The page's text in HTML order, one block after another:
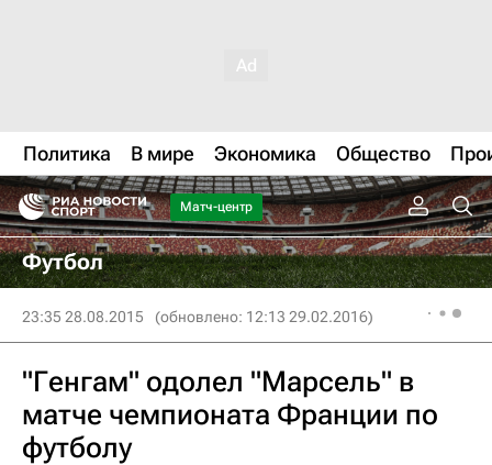
Политика В мире Экономика Общество
Матч-центр
Футбол
23:35 28.08.2015 (обновлено: 12:13 29.02.2016)
"Генгам" одолел "Марсель" в
матче чемпионата Франции по
футболу